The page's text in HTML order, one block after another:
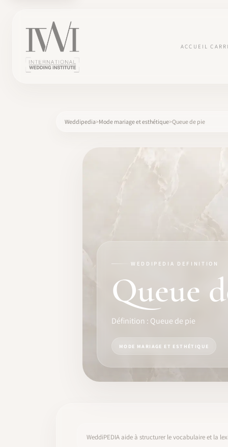
ACCUEIL
×
Weddipedia Mode mariage et esthétique Queue de pie
WEDDIPEDIA DEFINITION
Queue
Définition : Queue de pie
MODE MARIAGE ET ESTHÉTIQUE
WeddiPEDIA aide à structurer le vocabulaire et la